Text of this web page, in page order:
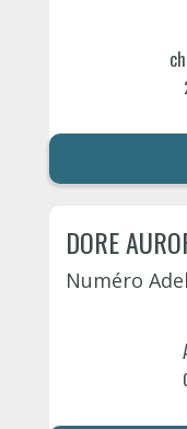
DORE
Numéro